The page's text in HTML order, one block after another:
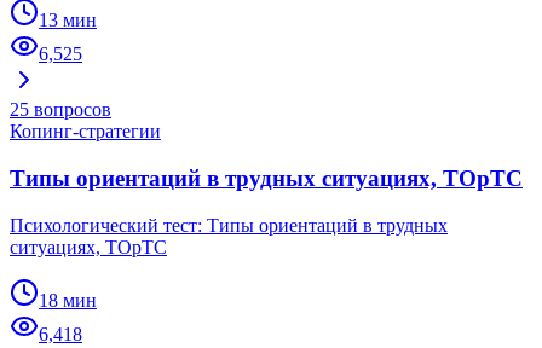
13 мин
6,525
25 вопросов
Копинг-стратегии
Типы ориентаций в трудных ситуациях, ТОрТС
Психологический тест: Типы ориентаций в трудных
ситуациях, ТОрТС
18 мин
6,418